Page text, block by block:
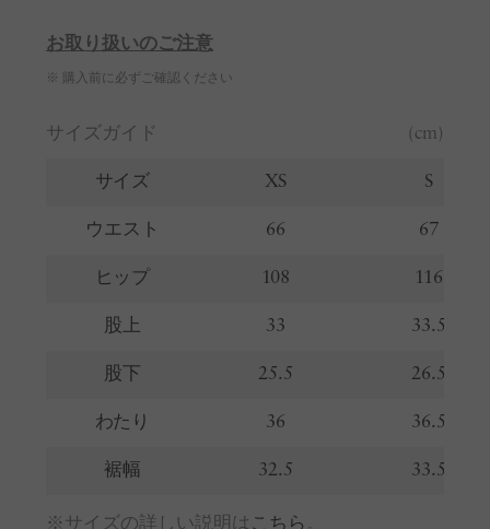
お取り扱いのご注意
※ 購入前に必ずご確認ください
サイズガイド (cm)
サイズ XS S
ウエスト 66 67
ヒップ 108 116
股上 33 33.5
股下 25.5 26.5
わたり 36 36.5
裾幅 32.5 33.5
※サイズの詳しい説明は こちら 。